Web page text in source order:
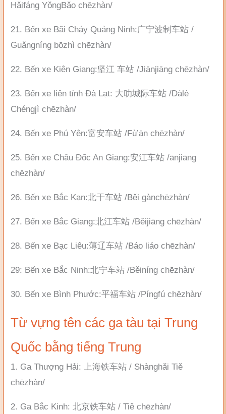
Hǎifáng YǒngBǎo chēzhàn/
21. Bến xe Bãi Cháy Quảng Ninh:广宁波制车站 /
Guǎngníng bōzhì chēzhàn/
22. Bến xe Kiên Giang:坚江 车站 /Jiānjiāng chēzhàn/
23. Bến xe liên tỉnh Đà Lạt: 大叻城际车站 /Dàlè
Chéngjì chēzhàn/
24. Bến xe Phú Yên:富安车站 /Fù’ān chēzhàn/
25. Bến xe Châu Đốc An Giang:安江车站 /ānjiāng
chēzhàn/
26. Bến xe Bắc Kạn:北干车站 /Běi gànchēzhàn/
27. Bến xe Bắc Giang:北江车站 /Běijiāng chēzhàn/
28. Bến xe Bạc Liêu:薄辽车站 /Báo liáo chēzhàn/
29: Bến xe Bắc Ninh:北宁车站 /Běiníng chēzhàn/
30. Bến xe Bình Phước:平福车站 /Píngfú chēzhàn/
Từ vựng tên các ga tàu tại Trung
Quốc bằng tiếng Trung
1. Ga Thượng Hải: 上海铁车站 / Shànghǎi Tiě
chēzhàn/
2. Ga Bắc Kinh: 北京铁车站 / Tiě chēzhàn/